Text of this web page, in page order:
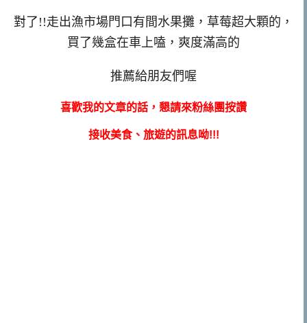
對了!!走出漁市場門口有間水果攤，草莓超大顆的，
買了幾盒在車上嗑，爽度滿高的
推薦給朋友們喔
喜歡我的文章的話，懇請來粉絲團按讚
接收美食、旅遊的訊息呦!!!